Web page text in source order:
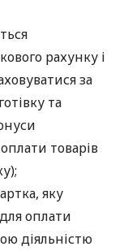
рахунку і
за
та
товарів
яку
оплати
діяльністю